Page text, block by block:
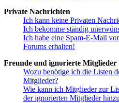
Private Nachrichten
Ich kann keine Privaten
Ich bekomme ständig
Ich habe eine Spam-E-Mail
Forums erhalten!
Freunde und ignorierte Mitglieder
Wozu benötige ich die Listen
Mitglieder?
Wie kann ich Mitglieder zur
der ignorierten Mitglieder